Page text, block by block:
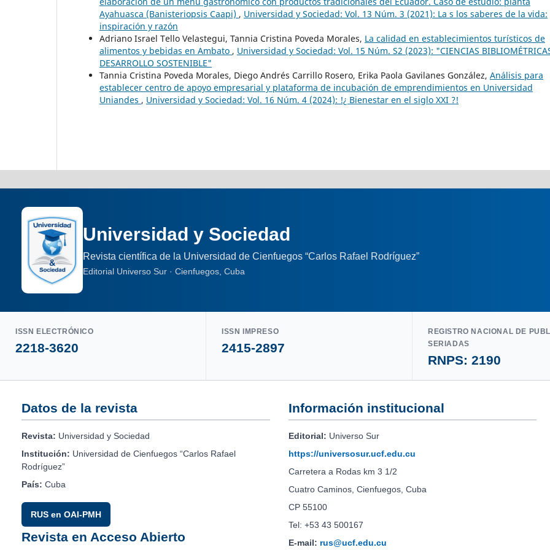
Ayahuasca (Banisteriopsis Caapi) , Universidad y Sociedad: Vol. 13 Núm. 3 (2021): La s los saberes de la vida:
inspiración y razón
Adriano Israel Tello Velastegui, Tannia Cristina Poveda Morales, La calidad en establecimientos turísticos de
alimentos y bebidas en Ambato , Universidad y Sociedad: Vol. 15 Núm. S2 (2023): "CIENCIAS
DESARROLLO SOSTENIBLE"
Tannia Cristina Poveda Morales, Diego Andrés Carrillo Rosero, Erika Paola Gavilanes González, Análisis para
establecer centro de apoyo empresarial y plataforma de incubación de emprendimientos en Universidad
Uniandes , Universidad y Sociedad: Vol. 16 Núm. 4 (2024): !¿ Bienestar en el siglo XXI ?!
Universidad y Sociedad
Revista científica de la Universidad de Cienfuegos “Carlos Rafael Rodríguez”
Editorial Universo Sur · Cienfuegos, Cuba
ISSN ELECTRÓNICO
2218-3620
ISSN IMPRESO
2415-2897
REGISTRO NACIONAL DE
SERIADAS
RNPS: 2190
Datos de la revista
Revista: Universidad y Sociedad
Institución: Universidad de Cienfuegos “Carlos Rafael
Rodríguez”
País: Cuba
RUS en OAI-PMH
Revista en Acceso Abierto
Información institucional
Editorial: Universo Sur
https://universosur.ucf.edu.cu
Carretera a Rodas km 3 1/2
Cuatro Caminos, Cienfuegos, Cuba
CP 55100
Tel: +53 43 500167
E-mail: rus@ucf.edu.cu